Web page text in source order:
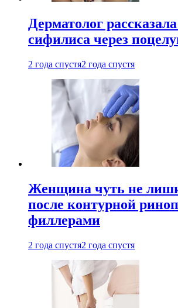
Дерматолог
сифилиса через
2 года спустя2 года спустя
Женщина чуть не
после контурной
филлерами
2 года спустя2 года спустя